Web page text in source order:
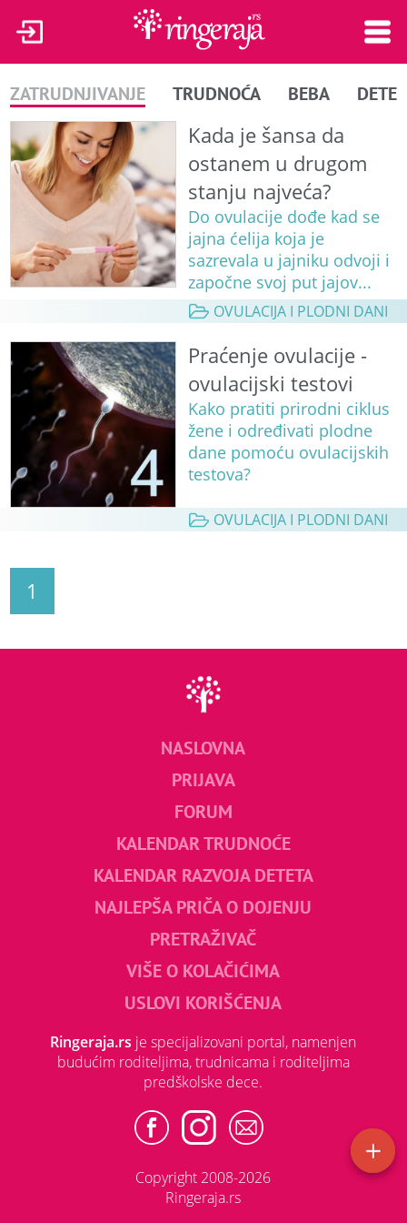
ZATRUDNJIVANJE TRUDNOĆA BEBA DETE
Kada je šansa da
ostanem u drugom
stanju najveća?
Do ovulacije dođe kad se
jajna ćelija koja je
sazrevala u jajniku odvoji i
započne svoj put jajov...
OVULACIJA I PLODNI DANI
Praćenje ovulacije -
ovulacijski testovi
Kako pratiti prirodni ciklus
žene i određivati plodne
dane pomoću ovulacijskih
testova?
OVULACIJA I PLODNI DANI
1
NASLOVNA
PRIJAVA
FORUM
KALENDAR TRUDNOĆE
KALENDAR RAZVOJA DETETA
NAJLEPŠA PRIČA O DOJENJU
PRETRAŽIVAČ
VIŠE O KOLAČIĆIMA
USLOVI KORIŠĆENJA
Ringeraja.rs je specijalizovani portal, namenjen
budućim roditeljima, trudnicama i roditeljima
predškolske dece.
Copyright 2008-2026
Ringeraja.rs